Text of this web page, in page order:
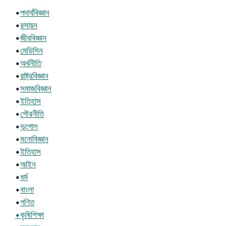
•পদার্থবিজ্ঞান
•রসায়ন
•জীববিজ্ঞান
•মেডিসিন
•অর্থনীতি
•রাষ্ট্রবিজ্ঞান
•সমাজবিজ্ঞান
•ইতিহাস
•পৌরনীতি
•ভূগোল
•মনোবিজ্ঞান
•ইতিহাস
•আইন
•ধর্ম
•বাংলা
•গণিত
•কৃষিশিক্ষা